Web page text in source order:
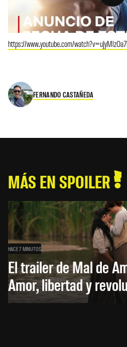
https://www.youtube.com/
FERNANDO CASTAÑEDA
MÁS EN SPOILER
HACE 7 MINUTOS
El trailer de Mal de
Amor, libertad y